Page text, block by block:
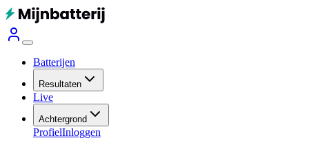
Batterijen
Resultaten
Live
Achtergrond
ProfielInloggen